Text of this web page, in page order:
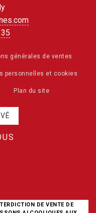
générales de ventes
personnelles et cookies
Plan du site
DE VENTE DE